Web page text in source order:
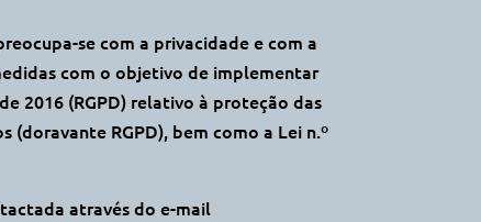
se com a privacidade e com a
com o objetivo de implementar
2016 (RGPD) relativo à proteção das
RGPD), bem como a Lei n.º
através do e-mail